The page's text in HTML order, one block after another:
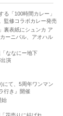
る「100時間カレー」
監修コラボカレー発売
裏表紙にシュンカ ア
ーニバル、アオハル
ななにー地下
演
にて、5周年ワンマン
行き』開催
始